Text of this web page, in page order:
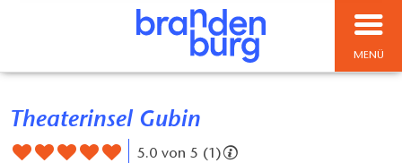
MENÜ
Theaterinsel Gubin
5.0 von 5 (1)